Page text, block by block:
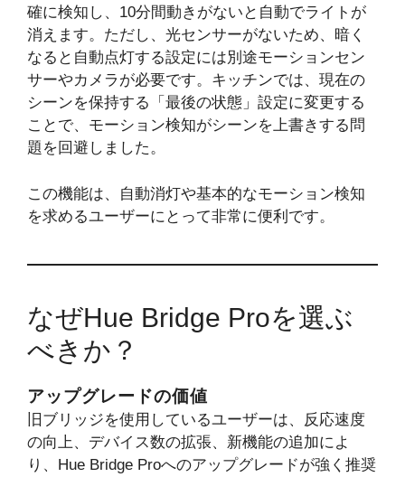
確に検知し、10分間動きがないと自動でライトが
消えます。ただし、光センサーがないため、暗く
なると自動点灯する設定には別途モーションセン
サーやカメラが必要です。キッチンでは、現在の
シーンを保持する「最後の状態」設定に変更する
ことで、モーション検知がシーンを上書きする問
題を回避しました。
この機能は、自動消灯や基本的なモーション検知
を求めるユーザーにとって非常に便利です。
なぜHue Bridge Proを選ぶ
べきか？
アップグレードの価値
旧ブリッジを使用しているユーザーは、反応速度
の向上、デバイス数の拡張、新機能の追加によ
り、Hue Bridge Proへのアップグレードが強く推奨